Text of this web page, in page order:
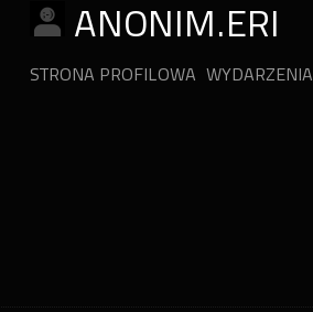
ANONIM.ERI
STRONA PROFILOWA WYDARZENIA